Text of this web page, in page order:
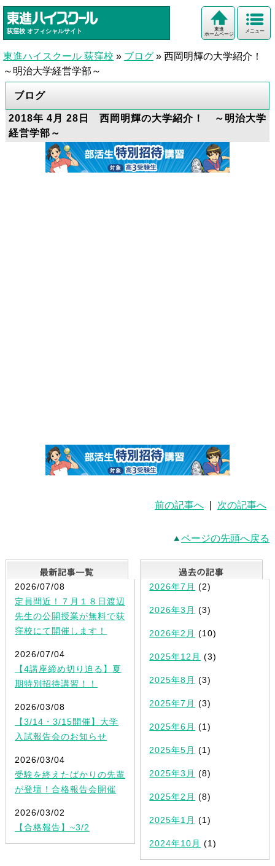
荻窪校 オフィシャルサイト メニュー
東進
ホームページ
東進ハイスクール 荻窪校 » ブログ » 西岡明輝の大学紹介！
～明治大学経営学部～
ブログ
2018年 4月 28日 西岡明輝の大学紹介！ ～明治大学
経営学部～
前の記事へ 次の記事へ
ページの先頭へ戻る
最新記事一覧
2026/07/08
定員間近！７月１８日渡辺
先生の公開授業が無料で荻
窪校にて開催します！
2026/07/04
【4講座締め切り迫る】夏
期特別招待講習！！
2026/03/08
【3/14・3/15開催】大学
入試報告会のお知らせ
2026/03/04
受験を終えたばかりの先輩
が登壇！合格報告会開催
2026/03/02
【合格報告】~3/2
2026年7月 (2)
2026年3月 (3)
2026年2月 (10)
2025年12月 (3)
2025年8月 (3)
2025年7月 (3)
2025年6月 (1)
2025年5月 (1)
2025年3月 (8)
2025年2月 (8)
2025年1月 (1)
2024年10月 (1)